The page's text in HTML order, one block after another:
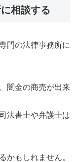
相談する
門の法律事務所に
闇金の商売が出来
法書士や弁護士は
かもしれません。